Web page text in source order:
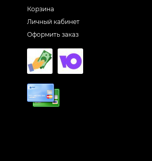
Корзина
Личный кабинет
Оформить заказ